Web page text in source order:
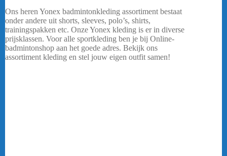
Ons heren Yonex badmintonkleding assortiment bestaat
onder andere uit shorts, sleeves, polo’s, shirts,
trainingspakken etc. Onze Yonex kleding is er in diverse
prijsklassen. Voor alle sportkleding ben je bij Online-
badmintonshop aan het goede adres. Bekijk ons
assortiment kleding en stel jouw eigen outfit samen!